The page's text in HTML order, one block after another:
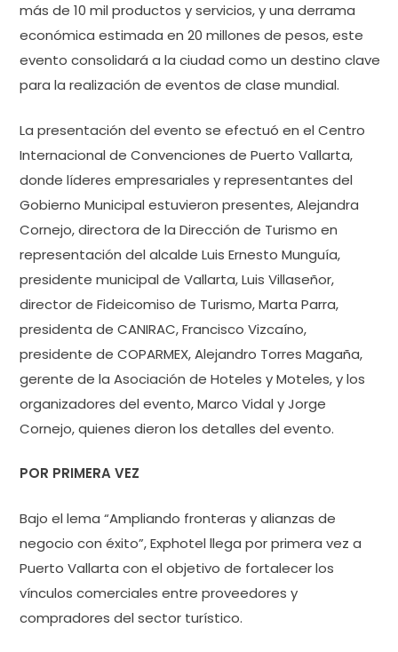
más de 10 mil productos y servicios, y una derrama
económica estimada en 20 millones de pesos, este
evento consolidará a la ciudad como un destino clave
para la realización de eventos de clase mundial.
La presentación del evento se efectuó en el Centro
Internacional de Convenciones de Puerto Vallarta,
donde líderes empresariales y representantes del
Gobierno Municipal estuvieron presentes, Alejandra
Cornejo, directora de la Dirección de Turismo en
representación del alcalde Luis Ernesto Munguía,
presidente municipal de Vallarta, Luis Villaseñor,
director de Fideicomiso de Turismo, Marta Parra,
presidenta de CANIRAC, Francisco Vizcaíno,
presidente de COPARMEX, Alejandro Torres Magaña,
gerente de la Asociación de Hoteles y Moteles, y los
organizadores del evento, Marco Vidal y Jorge
Cornejo, quienes dieron los detalles del evento.
POR PRIMERA VEZ
Bajo el lema “Ampliando fronteras y alianzas de
negocio con éxito”, Exphotel llega por primera vez a
Puerto Vallarta con el objetivo de fortalecer los
vínculos comerciales entre proveedores y
compradores del sector turístico.